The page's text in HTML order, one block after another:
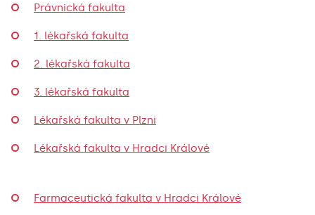
Právnická fakulta
1. lékařská fakulta
2. lékařská fakulta
3. lékařská fakulta
Lékařská fakulta v Plzni
Lékařská fakulta v Hradci Králové
Farmaceutická fakulta v Hradci Králové